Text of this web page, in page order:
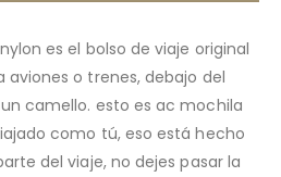
nylon es el bolso de viaje original
aviones o trenes, debajo del
camello. esto es ac mochila
como tú, eso está hecho
del viaje, no dejes pasar la